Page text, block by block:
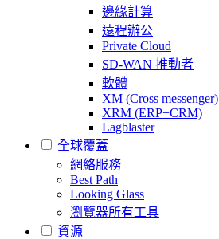
邊緣計算
遠程辦公
Private Cloud
SD-WAN 推動者
軟體
XM (Cross messenger)
XRM (ERP+CRM)
Lagblaster
全球覆蓋
網絡服務
Best Path
Looking Glass
瀏覽器所有工具
資源